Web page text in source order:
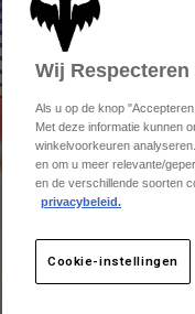
Wij
Als u op de knop
Met deze informatie kunnen
winkelvoorkeuren
en om u meer relevante/
en de verschillende soorten
privacybeleid.
Cookie-instellingen